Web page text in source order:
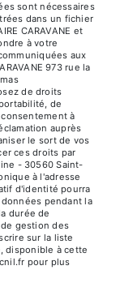
sont nécessaires
dans un fichier
CARAVANE et
à votre
aux
973 rue la
de droits
de
à
auprès
le sort de vos
ces droits par
- 30560 Saint-
à l'adresse
d'identité pourra
pendant la
durée de
gestion des
sur la liste
disponible à cette
pour plus